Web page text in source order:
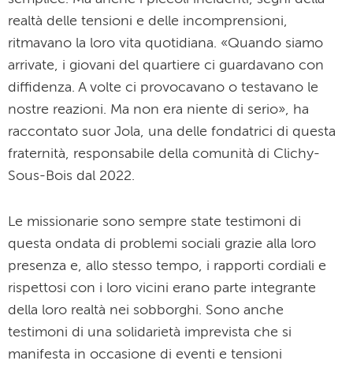
realtà delle tensioni e delle incomprensioni,
ritmavano la loro vita quotidiana. «Quando siamo
arrivate, i giovani del quartiere ci guardavano con
diffidenza. A volte ci provocavano o testavano le
nostre reazioni. Ma non era niente di serio», ha
raccontato suor Jola, una delle fondatrici di questa
fraternità, responsabile della comunità di Clichy-
Sous-Bois dal 2022.
Le missionarie sono sempre state testimoni di
questa ondata di problemi sociali grazie alla loro
presenza e, allo stesso tempo, i rapporti cordiali e
rispettosi con i loro vicini erano parte integrante
della loro realtà nei sobborghi. Sono anche
testimoni di una solidarietà imprevista che si
manifesta in occasione di eventi e tensioni